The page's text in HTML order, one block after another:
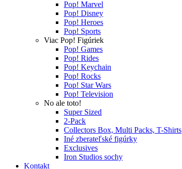
Pop! Marvel
Pop! Disney
Pop! Heroes
Pop! Sports
Viac Pop! Figúriek
Pop! Games
Pop! Rides
Pop! Keychain
Pop! Rocks
Pop! Star Wars
Pop! Television
No ale toto!
Super Sized
2-Pack
Collectors Box, Multi Packs, T-Shirts
Iné zberateľské figúrky
Exclusives
Iron Studios sochy
Kontakt